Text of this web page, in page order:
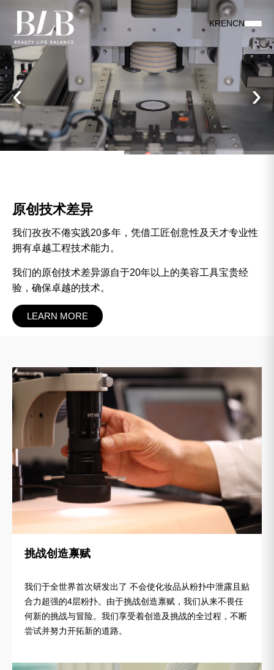
KRENCN
‹ ›
原创技术差异
我们孜孜不倦实践20多年，凭借工匠创意性及天才专业性
拥有卓越工程技术能力。
我们的原创技术差异源自于20年以上的美容工具宝贵经
验， 确保卓越的技术。
LEARN MORE
挑战创造禀赋
我们于全世界首次研发出了 不会使化妆品从粉扑中泄露且贴
合力超强的4层粉扑。由于挑战创造禀赋，我们从来不畏任
何新的挑战与冒险。我们享受着创造及挑战的全过程，不断
尝试并努力开拓新的道路。